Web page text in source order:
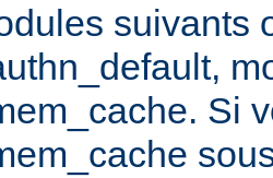
suivants
Si